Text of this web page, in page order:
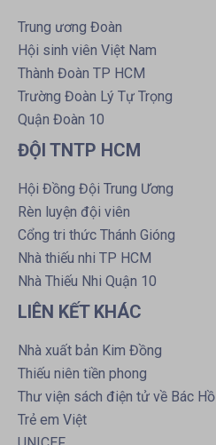
Trung ương Đoàn
Hội sinh viên Việt Nam
Thành Đoàn TP HCM
Trường Đoàn Lý Tự Trọng
Quận Đoàn 10
ĐỘI TNTP HCM
Hội Đồng Đội Trung Ương
Rèn luyện đội viên
Cổng tri thức Thánh Gióng
Nhà thiếu nhi TP HCM
Nhà Thiếu Nhi Quận 10
LIÊN KẾT KHÁC
Nhà xuất bản Kim Đồng
Thiếu niên tiền phong
Thư viện sách điện tử về Bác Hồ
Trẻ em Việt